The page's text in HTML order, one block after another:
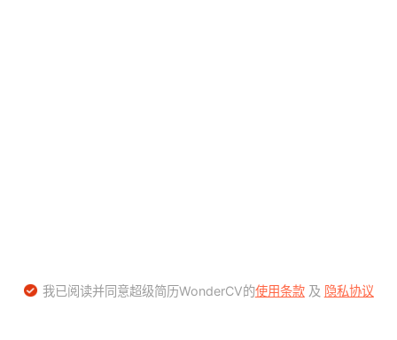
我已阅读并同意超级简历WonderCV的使用条款及 隐私协议